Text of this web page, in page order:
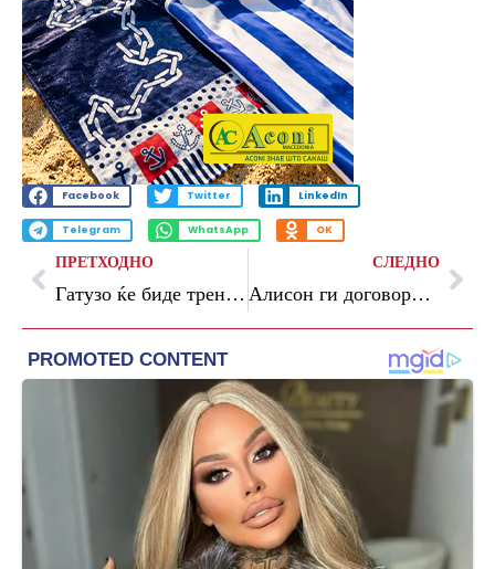
Facebook Twitter LinkedIn
Telegram WhatsApp OK
ПРЕТХОДНО
Гатузо ќе биде тренер на Лацио?
СЛЕДНО
Алисон ги договори личните услови, Ливерпул ја одреди цената